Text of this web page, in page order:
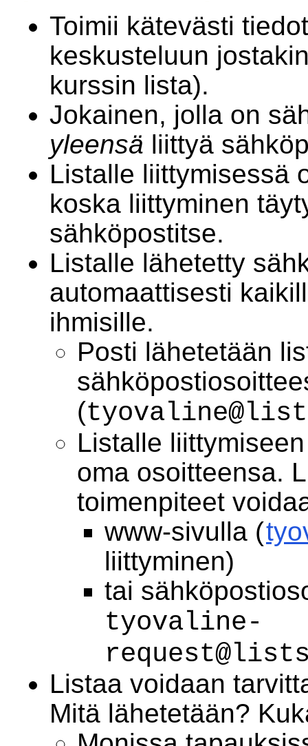
Toimii kätevästi
keskusteluun
kurssin lista).
Jokainen, jolla on
yleensä liittyä
Listalle liittymisessä
koska liittyminen
sähköpostitse.
Listalle lähetetty
automaattisesti
ihmisille.
Posti lähetetään
(
Listalle
oma osoitteensa.
toimenpiteet
www-sivulla (
liittyminen)
tai
tyovaline-
Listaa voidaan
Mitä lähetetään?